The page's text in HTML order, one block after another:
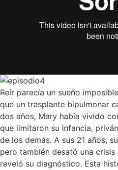
Reír parecía un sueño
que un trasplante bipulmonar
dos años, Mary había vivido
que limitaron su infancia,
de los demás. A sus 21 años,
pero también desató una
reveló su diagnóstico. Esta